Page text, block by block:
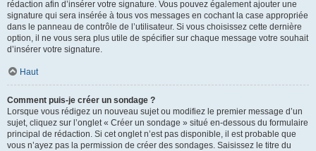
rédaction afin d’insérer votre signature. Vous pouvez également ajouter une
signature qui sera insérée à tous vos messages en cochant la case appropriée
dans le panneau de contrôle de l’utilisateur. Si vous choisissez cette dernière
option, il ne vous sera plus utile de spécifier sur chaque message votre souhait
d’insérer votre signature.
Haut
Comment puis-je créer un sondage ?
Lorsque vous rédigez un nouveau sujet ou modifiez le premier message d’un
sujet, cliquez sur l’onglet « Créer un sondage » situé en-dessous du formulaire
principal de rédaction. Si cet onglet n’est pas disponible, il est probable que
vous n’ayez pas la permission de créer des sondages. Saisissez le titre du